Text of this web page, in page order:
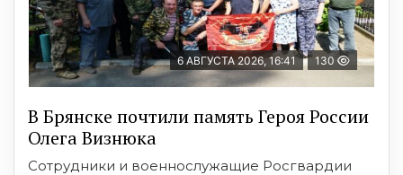
6 АВГУСТА 2026, 16:41 130
В Брянске почтили память Героя России
Олега Визнюка
Сотрудники и военнослужащие Росгвардии